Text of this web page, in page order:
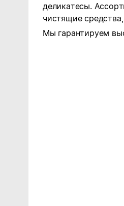
деликатесы.
чистящие
Мы гарантируем